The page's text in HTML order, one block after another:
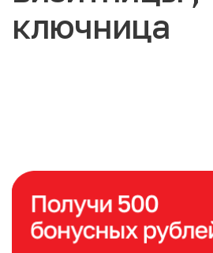
ключница